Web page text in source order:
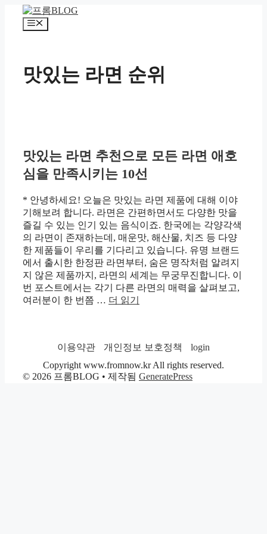
메
맛있는 라면 순위
맛있는 라면 추천으로 모든 라면 애호
심을 만족시키는 10선
* 안녕하세요! 오늘은 맛있는 라면 제품에 대해 이야
기해보려 합니다. 라면은 간편하면서도 다양한 맛을
즐길 수 있는 인기 있는 음식이죠. 한국에는 각양각색
의 라면이 존재하는데, 매운맛, 해산물, 치즈 등 다양
한 제품들이 우리를 기다리고 있습니다. 유명 브랜드
에서 출시한 한정판 라면부터, 숨은 명작처럼 알려지
지 않은 제품까지, 라면의 세계는 무궁무진합니다. 이
번 포스트에서는 각기 다른 라면의 매력을 살펴보고,
여러분이 한 번쯤 … 더 읽기
이용약관 개인정보 보호정책
login
Copyright www.fromnow.kr All rights reserved.
© 2026 프롬BLOG • 제작됨 GeneratePress